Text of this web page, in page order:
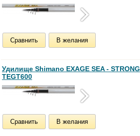
Сравнить В желания
Удилище Shimano EXAGE SEA - STRONG
TEGT600
Сравнить В желания